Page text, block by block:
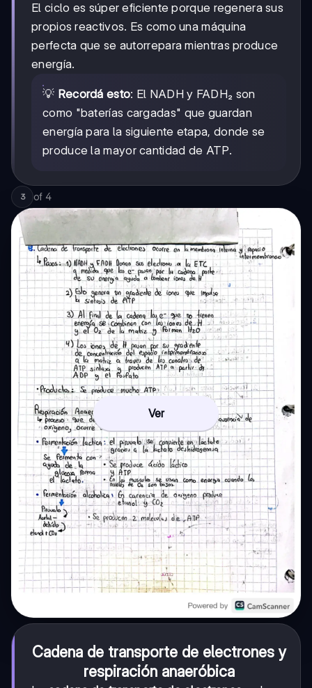
El ciclo es súper eficiente porque regenera sus
propios reactivos. Es como una máquina
perfecta que se autorrepara mientras produce
energía.
💡 Recordá esto: El NADH y FADH₂ son
como "baterías cargadas" que guardan
energía para la siguiente etapa, donde se
produce la mayor cantidad de ATP.
3 of 4
Ver
Cadena de transporte de electrones y
respiración anaeróbica